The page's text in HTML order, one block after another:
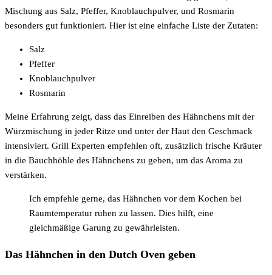
Mischung aus Salz, Pfeffer, Knoblauchpulver, und Rosmarin
besonders gut funktioniert. Hier ist eine einfache Liste der Zutaten:
Salz
Pfeffer
Knoblauchpulver
Rosmarin
Meine Erfahrung zeigt, dass das Einreiben des Hähnchens mit der
Würzmischung in jeder Ritze und unter der Haut den Geschmack
intensiviert. Grill Experten empfehlen oft, zusätzlich frische Kräuter
in die Bauchhöhle des Hähnchens zu geben, um das Aroma zu
verstärken.
Ich empfehle gerne, das Hähnchen vor dem Kochen bei
Raumtemperatur ruhen zu lassen. Dies hilft, eine
gleichmäßige Garung zu gewährleisten.
Das Hähnchen in den Dutch Oven geben